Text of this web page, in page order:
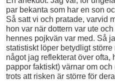
par bekanta som har en son
Så satt vi och pratade, varvid
hon var när dottern var ute
hennes pojkvän var med. Så
statistiskt löper betydligt
något jag reflekterat över ofta,
pappor faktiskt) värnar om
trots att risken är större för